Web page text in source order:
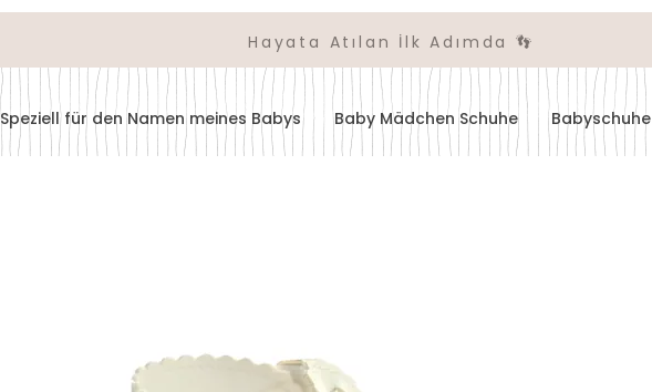
Hayata Atılan İlk Adımda 👣
Speziell für den Namen meines Babys Baby Mädchen Schuhe Babyschuhe